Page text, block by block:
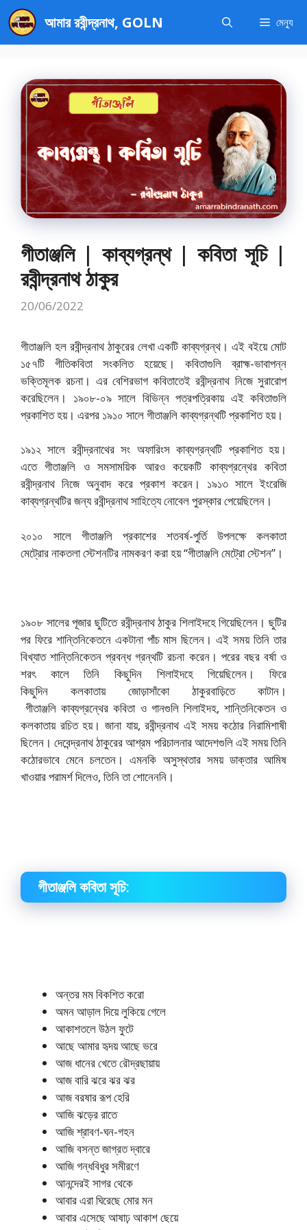
এড়িেয়
লেখায়
যান
আমার রবীন্দ্রনাথ, GOLN মেন্যু
গীতাঞ্জলি | কাব্যগ্রন্থ | কবিতা সূচি |
রবীন্দ্রনাথ ঠাকুর
20/06/2022
গীতাঞ্জলি হল রবীন্দ্রনাথ ঠাকুরের লেখা একটি কাব্যগ্রন্থ। এই বইয়ে মোট
১৫৭টি গীতিকবিতা সংকলিত হয়েছে। কবিতাগুলি ব্রাহ্ম-ভাবাপন্ন
ভক্তিমূলক রচনা। এর বেশিরভাগ কবিতাতেই রবীন্দ্রনাথ নিজে সুরারোপ
করেছিলেন। ১৯০৮-০৯ সালে বিভিন্ন পত্রপত্রিকায় এই কবিতাগুলি
প্রকাশিত হয়। এরপর ১৯১০ সালে গীতাঞ্জলি কাব্যগ্রন্থটি প্রকাশিত হয়।
১৯১২ সালে রবীন্দ্রনাথের সং অফারিংস কাব্যগ্রন্থটি প্রকাশিত হয়।
এতে গীতাঞ্জলি ও সমসাময়িক আরও কয়েকটি কাব্যগ্রন্থের কবিতা
রবীন্দ্রনাথ নিজে অনুবাদ করে প্রকাশ করেন। ১৯১৩ সালে ইংরেজি
কাব্যগ্রন্থটির জন্য রবীন্দ্রনাথ সাহিত্যে নোবেল পুরস্কার পেয়েছিলেন।
২০১০ সালে গীতাঞ্জলি প্রকাশের শতবর্ষ-পুর্তি উপলক্ষে কলকাতা
মেট্রোর নাকতলা স্টেশনটির নামকরণ করা হয় “গীতাঞ্জলি মেট্রো স্টেশন”।
১৯০৮ সালের পূজার ছুটিতে রবীন্দ্রনাথ ঠাকুর শিলাইদহে গিয়েছিলেন। ছুটির
পর ফিরে শান্তিনিকেতনে একটানা পাঁচ মাস ছিলেন। এই সময় তিনি তার
বিখ্যাত শান্তিনিকেতন প্রবন্ধ গ্রন্থটি রচনা করেন। পরের বছর বর্ষা ও
শরৎ কালে তিনি কিছুদিন শিলাইদহে গিয়েছিলেন। ফিরে
কিছুদিন কলকাতায় জোড়াসাঁকো ঠাকুরবাড়িতে কাটান।
গীতাঞ্জলি কাব্যগ্রন্থের কবিতা ও গানগুলি শিলাইদহ, শান্তিনিকেতন ও
কলকাতায় রচিত হয়। জানা যায়, রবীন্দ্রনাথ এই সময় কঠোর নিরামিশাষী
ছিলেন। দেবেন্দ্রনাথ ঠাকুরের আশ্রম পরিচালনার আদেশগুলি এই সময় তিনি
কঠোরভাবে মেনে চলতেন। এমনকি অসুস্থতার সময় ডাক্তার আমিষ
খাওয়ার পরামর্শ দিলেও, তিনি তা শোনেননি।
গীতাঞ্জলি কবিতা সূচি:
অন্তর মম বিকশিত করো
অমন আড়াল দিয়ে লুকিয়ে গেলে
আকাশতলে উঠল ফুটে
আছে আমার হৃদয় আছে ভরে
আজ ধানের খেতে রৌদ্রছায়ায়
আজ বারি ঝরে ঝর ঝর
আজ বরষার রূপ হেরি
আজি ঝড়ের রাতে
আজি শ্রাবণ-ঘন-গহন
আজি বসন্ত জাগ্রত দ্বারে
আজি গন্ধবিধুর সমীরণে
আনন্দেরই সাগর থেকে
আবার এরা ঘিরেছে মোর মন
আবার এসেছে আষাঢ় আকাশ ছেয়ে